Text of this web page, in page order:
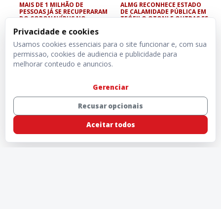
MAIS DE 1 MILHÃO DE
PESSOAS JÁ SE RECUPERARAM
DO CORONAVÍRUS NO
ALMG RECONHECE ESTADO
DE CALAMIDADE PÚBLICA EM
TEÓFILO OTONI E OUTRAS 55
Privacidade e cookies
Usamos cookies essenciais para o site funcionar e, com sua
permissao, cookies de audiencia e publicidade para
melhorar conteudo e anuncios.
Gerenciar
Recusar opcionais
Aceitar todos